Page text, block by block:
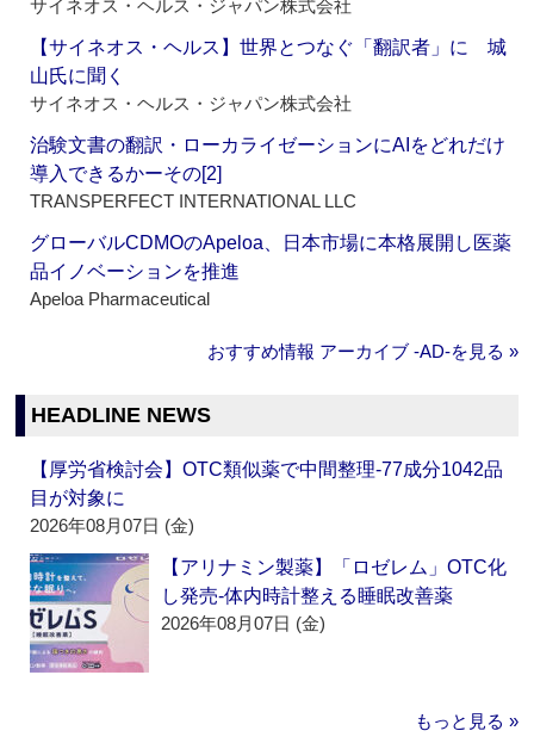
サイネオス・ヘルス・ジャパン株式会社
【サイネオス・ヘルス】世界とつなぐ「翻訳者」に 城
山氏に聞く
サイネオス・ヘルス・ジャパン株式会社
治験文書の翻訳・ローカライゼーションにAIをどれだけ
導入できるかーその[2]
TRANSPERFECT INTERNATIONAL LLC
グローバルCDMOのApeloa、日本市場に本格展開し医薬
品イノベーションを推進
Apeloa Pharmaceutical
おすすめ情報 アーカイブ ‐AD‐を見る »
HEADLINE NEWS
【厚労省検討会】OTC類似薬で中間整理‐77成分1042品
目が対象に
2026年08月07日 (金)
【アリナミン製薬】「ロゼレム」OTC化
し発売‐体内時計整える睡眠改善薬
2026年08月07日 (金)
もっと見る »